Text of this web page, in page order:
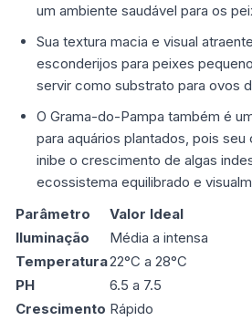
um ambiente saudável para os
Sua textura macia e visual
esconderijos para peixes
servir como substrato para ovos
O Grama-do-Pampa também é
para aquários plantados, pois
inibe o crescimento de algas
ecossistema equilibrado e
Parâmetro
Valor Ideal
Iluminação
Média a intensa
Temperatura22°C a 28°C
PH
6.5 a 7.5
Crescimento Rápido